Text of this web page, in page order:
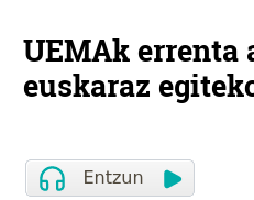
UEMAk errenta
euskaraz